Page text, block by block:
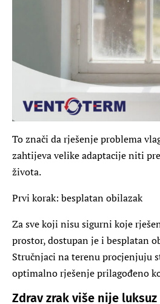
To znači da rješenje problema
zahtijeva velike adaptacije niti
života.
Prvi korak: besplatan obilazak
Za sve koji nisu sigurni koje
prostor, dostupan je i besplatan
Stručnjaci na terenu procjenjuju
optimalno rješenje prilagođeno
Zdrav zrak više nije luksuz